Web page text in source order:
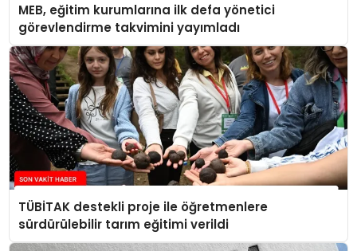
MEB, eğitim kurumlarına ilk defa yönetici
görevlendirme takvimini yayımladı
TÜBİTAK destekli proje ile öğretmenlere
sürdürülebilir tarım eğitimi verildi